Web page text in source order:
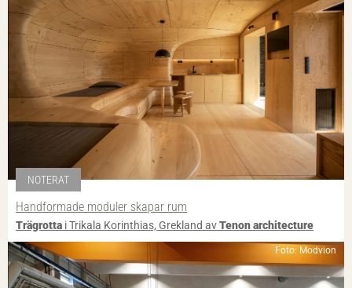
NOTERAT
Handformade moduler skapar rum
Trägrotta i Trikala Korinthias, Grekland avTenon architecture
Foto: Modvion